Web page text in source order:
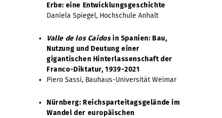
Erbe: eine Entwicklungsgeschichte
Daniela Spiegel, Hochschule Anhalt
Valle de los Caídosin Spanien: Bau,
Nutzung und Deutung einer
gigantischen Hinterlassenschaft der
Franco-Diktatur, 1939-2021
Piero Sassi, Bauhaus-Universität Weimar
Nürnberg: Reichsparteitagsgelände im
Wandel der europäischen